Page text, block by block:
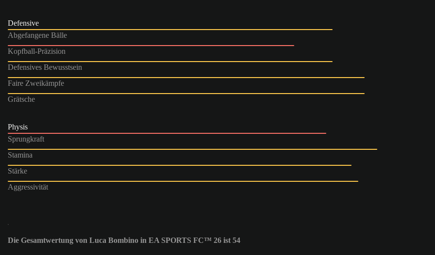
Defensive
Abgefangene Bälle
Kopfball-Präzision
Defensives Bewusstsein
Faire Zweikämpfe
Grätsche
Physis
Sprungkraft
Stamina
Stärke
Aggressivität
Die Gesamtwertung von Luca Bombino in EA SPORTS FC™ 26 ist 54